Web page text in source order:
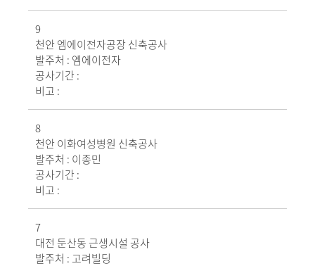
9
천안 엠에이전자공장 신축공사
발주처 : 엠에이전자
공사기간 :
비고 :
8
천안 이화여성병원 신축공사
발주처 : 이종민
공사기간 :
비고 :
7
대전 둔산동 근생시설 공사
발주처 : 고려빌딩